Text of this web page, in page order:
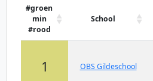
#groen
min
#rood
School
1 OBS Gildeschool